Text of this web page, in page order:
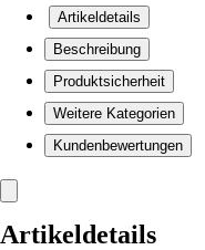
Artikeldetails
Beschreibung
Produktsicherheit
Weitere Kategorien
Kundenbewertungen
Artikeldetails